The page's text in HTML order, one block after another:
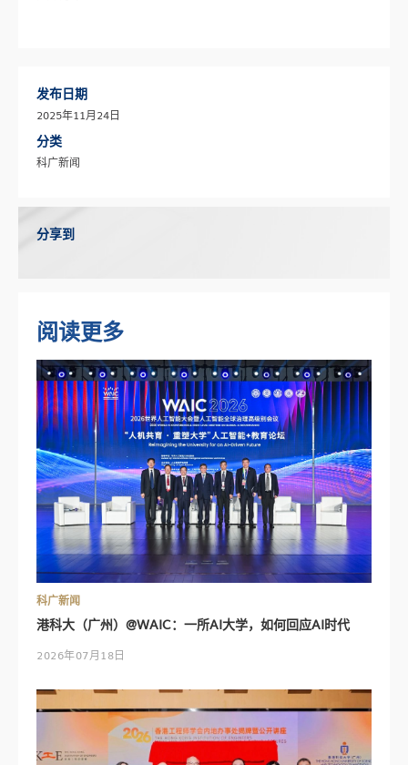
发布日期
2025年11月24日
分类
科广新闻
分享到
阅读更多
科广新闻
港科大（广州）@WAIC：一所AI大学，如何回应AI时代
2026年07月18日